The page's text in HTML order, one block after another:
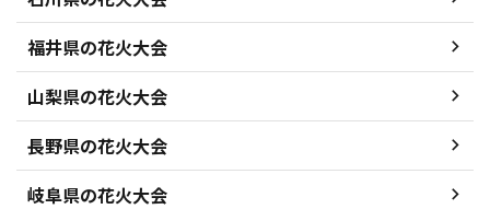
福井県の花火大会
山梨県の花火大会
長野県の花火大会
岐阜県の花火大会